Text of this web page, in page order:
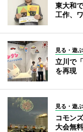
東大和
工作、
見る・遊ぶ
立川で
を再現
見る・遊ぶ
コモン
大会無